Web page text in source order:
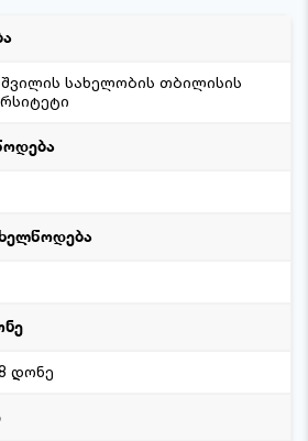
სახელობის თბილისის
დონე